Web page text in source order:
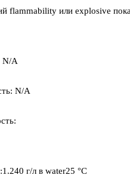
flammability или explosive
N/A
N/A
1.240 г/л в water25 °C